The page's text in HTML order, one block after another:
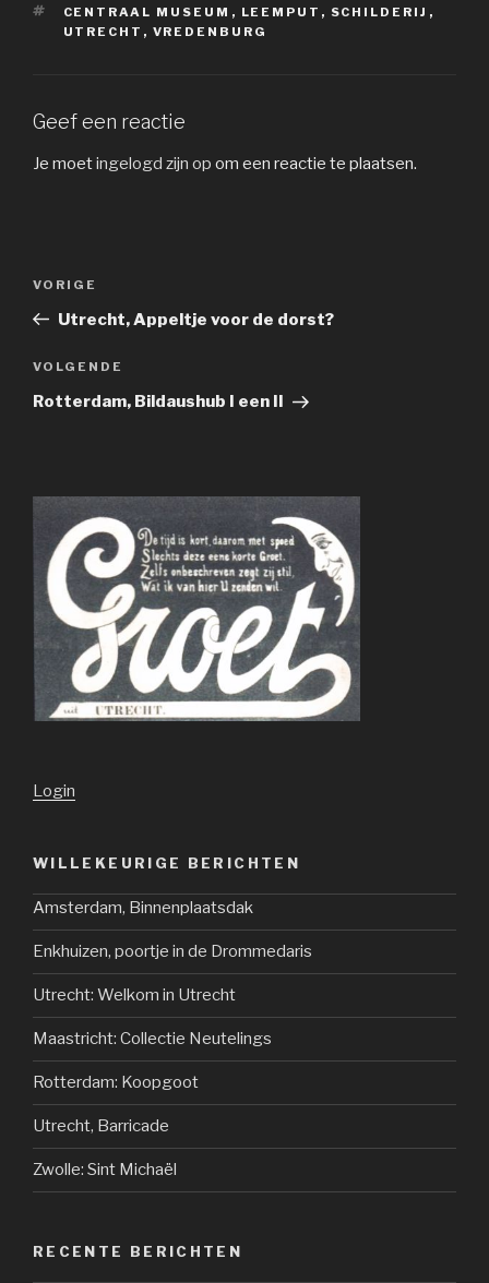
TAGS
CENTRAAL MUSEUM , LEEMPUT , SCHILDERIJ ,
UTRECHT , VREDENBURG
Geef een reactie
Je moetingelogd zijn op om een reactie te plaatsen.
Vorig
bericht
VORIGE
Utrecht, Appeltje voor de dorst?
Volgend
bericht
VOLGENDE
Rotterdam, Bildaushub I een II
Login
WILLEKEURIGE BERICHTEN
Amsterdam, Binnenplaatsdak
Enkhuizen, poortje in de Drommedaris
Utrecht: Welkom in Utrecht
Maastricht: Collectie Neutelings
Rotterdam: Koopgoot
Utrecht, Barricade
Zwolle: Sint Michaël
RECENTE BERICHTEN